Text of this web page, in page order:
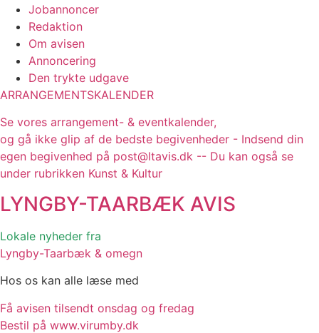
Jobannoncer
Redaktion
Om avisen
Annoncering
Den trykte udgave
ARRANGEMENTSKALENDER
Se vores arrangement- & eventkalender,
og gå ikke glip af de bedste begivenheder - Indsend din
egen begivenhed på post@ltavis.dk -- Du kan også se
under rubrikken Kunst & Kultur
LYNGBY-TAARBÆK AVIS
Lokale nyheder fra
Lyngby-Taarbæk & omegn
Hos os kan alle læse med
Få avisen tilsendt onsdag og fredag
Bestil på www.virumby.dk